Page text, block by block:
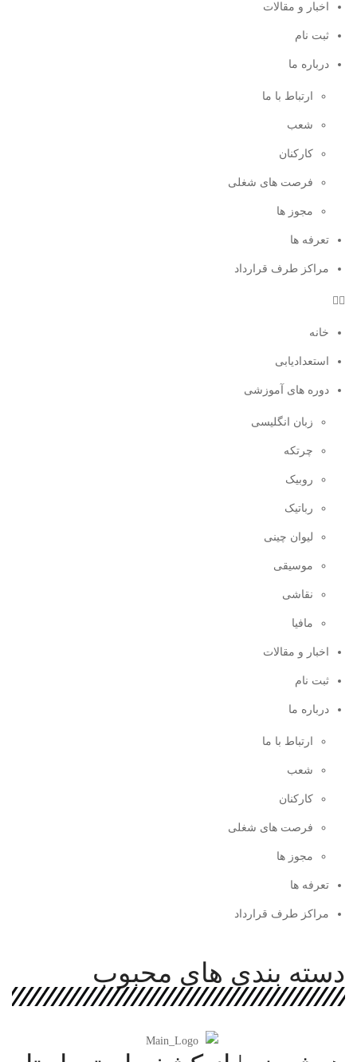
اخبار و مقالات
ثبت نام
درباره ما
ارتباط با ما
شعب
کارکنان
فرصت های شغلی
مجوز ها
تعرفه ها
مراکز طرف قرارداد
خانه
استعدادیابی
دوره های آموزشی
زبان انگلیسی
چرتکه
روبیک
رباتیک
لیوان چینی
موسیقی
نقاشی
مافیا
اخبار و مقالات
ثبت نام
درباره ما
ارتباط با ما
شعب
کارکنان
فرصت های شغلی
مجوز ها
تعرفه ها
مراکز طرف قرارداد
دسته بندی های محبوب